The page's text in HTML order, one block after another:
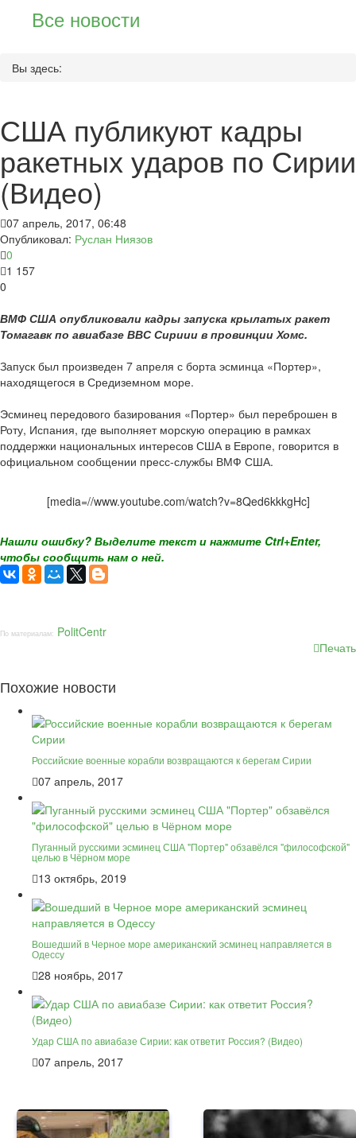
Все новости
Вы здесь:
США публикуют кадры
ракетных ударов по Сирии
(Видео)
07 апрель, 2017, 06:48
Опубликовал: Руслан Ниязов
0
1 157
0
ВМФ США опубликовали кадры запуска крылатых ракет
Томагавк по авиабазе ВВС Сириии в провинции Хомс.
Запуск был произведен 7 апреля с борта эсминца «Портер»,
находящегося в Средиземном море.
Эсминец передового базирования «Портер» был переброшен в
Роту, Испания, где выполняет морскую операцию в рамках
поддержки национальных интересов США в Европе, говорится в
официальном сообщении пресс-службы ВМФ США.
[media=//www.youtube.com/watch?v=8Qed6kkkgHc]
Нашли ошибку? Выделите текст и нажмите Ctrl+Enter,
чтобы сообщить нам о ней.
По материалам: PolitCentr
Печать
Похожие новости
Российские военные корабли возвращаются к берегам Сирии
07 апрель, 2017
Пуганный русскими эсминец США "Портер" обзавёлся "философской"
целью в Чёрном море
13 октябрь, 2019
Вошедший в Черное море американский эсминец направляется в
Одессу
28 ноябрь, 2017
Удар США по авиабазе Сирии: как ответит Россия? (Видео)
07 апрель, 2017